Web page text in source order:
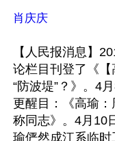
肖庆庆
【人民报消息】
论栏目刊登了《【
“防波堤”？》。4
更醒目：《高瑜
称同志》。4月10
瑜俨然成江系临